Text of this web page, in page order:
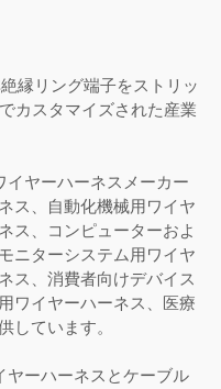
縁リング端子をストリッ
カスタマイズされた産業
イヤーハーネスメーカー
ス、自動化機械用ワイヤ
ス、コンピューターおよ
ニターシステム用ワイヤ
ス、消費者向けデバイス
ワイヤーハーネス、医療
しています。
ヤーハーネスとケーブル